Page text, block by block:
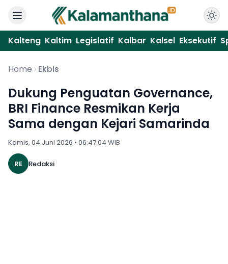
Kalteng Kaltim Legislatif Kalbar Kalsel Eksekutif
Home Ekbis
Dukung Penguatan Governance,
BRI Finance Resmikan Kerja
Sama dengan Kejari Samarinda
Kamis, 04 Juni 2026 • 06:47:04 WIB
RE Redaksi